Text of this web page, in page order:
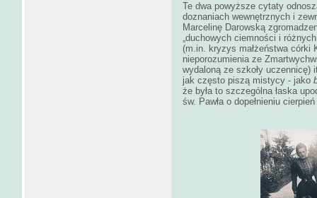
Te dwa powyższe cytaty
doznaniach wewnętrznych i
Marcelinę Darowską
„duchowych ciemności i
(m.in. kryzys małżeństwa córki
nieporozumienia ze
wydaloną ze szkoły uczennicę)
jak często piszą mistycy - jako
że była to szczególna łaska
św. Pawła o dopełnieniu